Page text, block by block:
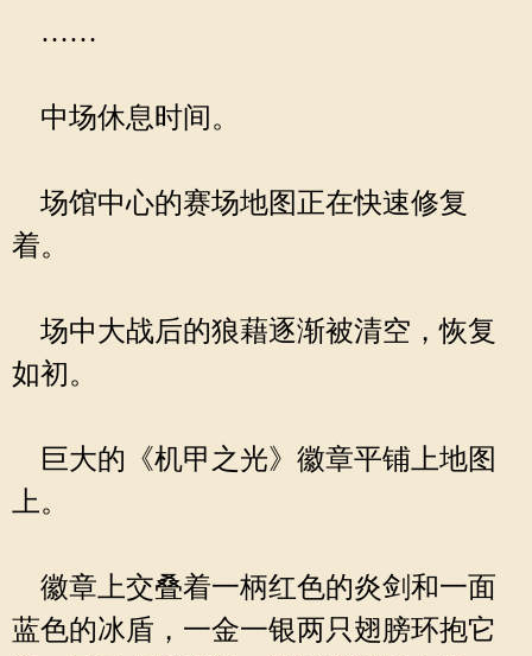
……
中场休息时间。
场馆中心的赛场地图正在快速修复
着。
场中大战后的狼藉逐渐被清空，恢复
如初。
巨大的《机甲之光》徽章平铺上地图
上。
徽章上交叠着一柄红色的炎剑和一面
蓝色的冰盾，一金一银两只翅膀环抱它